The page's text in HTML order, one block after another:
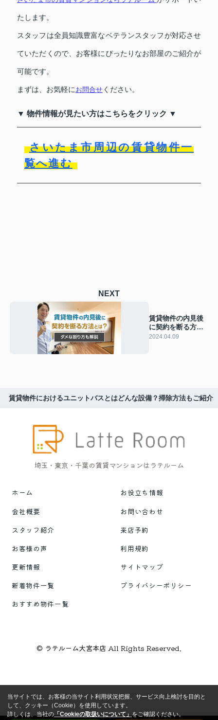
たします。
スタッフは全員知識豊富なベテランスタッフが対応させ
ていただくので、お客様にぴったりなお部屋のご紹介が
可能です。
まずは、お気軽にお問合せ ください。
▼ 物件情報が見たい方はこちらをクリック ▼
さいたま市周辺の賃貸物件一
覧へ進む
NEXT
賃貸物件の内見後
に契約を断る方法
とは？ダメな断り
2024.04.09
賃貸物件におけるユニットバスとはどんな設備？掃除方法もご紹介
埼玉・東京・千葉の賃貸マンションはラテルーム
ホーム
お役立ち情報
会社概要
お問い合わせ
スタッフ紹介
来店予約
お客様の声
利用規約
更新情報
サイトマップ
新着物件一覧
プライバシーポリシー
おすすめ物件一覧
© ラテルーム大宮本店 All Rights Reserved.
当サイトでは、お客様の当サイト利用状況把握、サービス向上検討を目的と
して、クッキー（Cookie）を使用しています。
詳しくは、当社の「Cookieの取扱いについて」をご確認ください。